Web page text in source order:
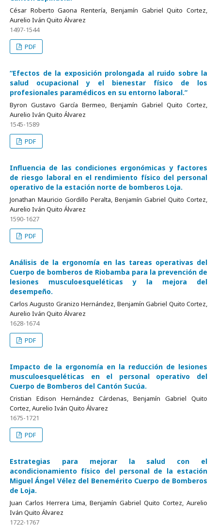
César Roberto Gaona Rentería, Benjamín Gabriel Quito Cortez,
Aurelio Iván Quito Álvarez
1497-1544
PDF
“Efectos de la exposición prolongada al ruido sobre la
salud ocupacional y el bienestar físico de los
profesionales paramédicos en su entorno laboral.”
Byron Gustavo García Bermeo, Benjamín Gabriel Quito Cortez,
Aurelio Iván Quito Álvarez
1545-1589
PDF
Influencia de las condiciones ergonómicas y factores
de riesgo laboral en el rendimiento físico del personal
operativo de la estación norte de bomberos Loja.
Jonathan Mauricio Gordillo Peralta, Benjamín Gabriel Quito Cortez,
Aurelio Iván Quito Álvarez
1590-1627
PDF
Análisis de la ergonomía en las tareas operativas del
Cuerpo de bomberos de Riobamba para la prevención de
lesiones musculoesqueléticas y la mejora del
desempeño.
Carlos Augusto Granizo Hernández, Benjamín Gabriel Quito Cortez,
Aurelio Iván Quito Álvarez
1628-1674
PDF
Impacto de la ergonomía en la reducción de lesiones
musculoesqueléticas en el personal operativo del
Cuerpo de Bomberos del Cantón Sucúa.
Cristian Edison Hernández Cárdenas, Benjamín Gabriel Quito
Cortez, Aurelio Iván Quito Álvarez
1675-1721
PDF
Estrategias para mejorar la salud con el
acondicionamiento físico del personal de la estación
Miguel Ángel Vélez del Benemérito Cuerpo de Bomberos
de Loja.
Juan Carlos Herrera Lima, Benjamín Gabriel Quito Cortez, Aurelio
Iván Quito Álvarez
1722-1767